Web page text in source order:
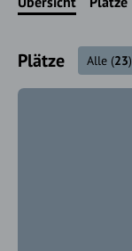
Plätze Alle (23)